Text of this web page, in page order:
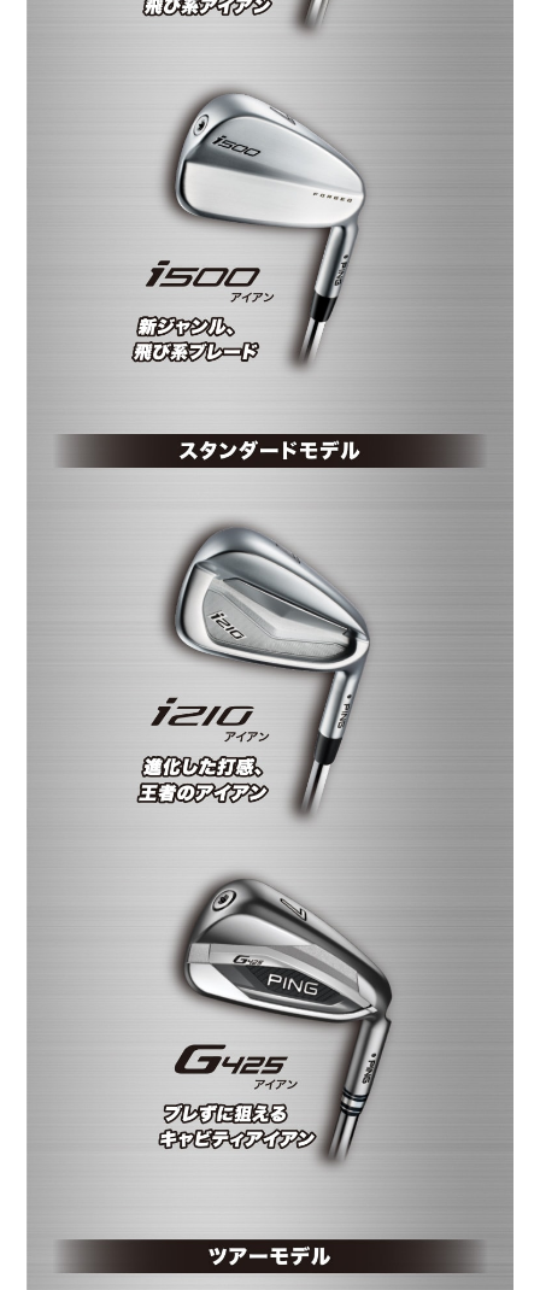
©2026 PING. All Rights Reserved.